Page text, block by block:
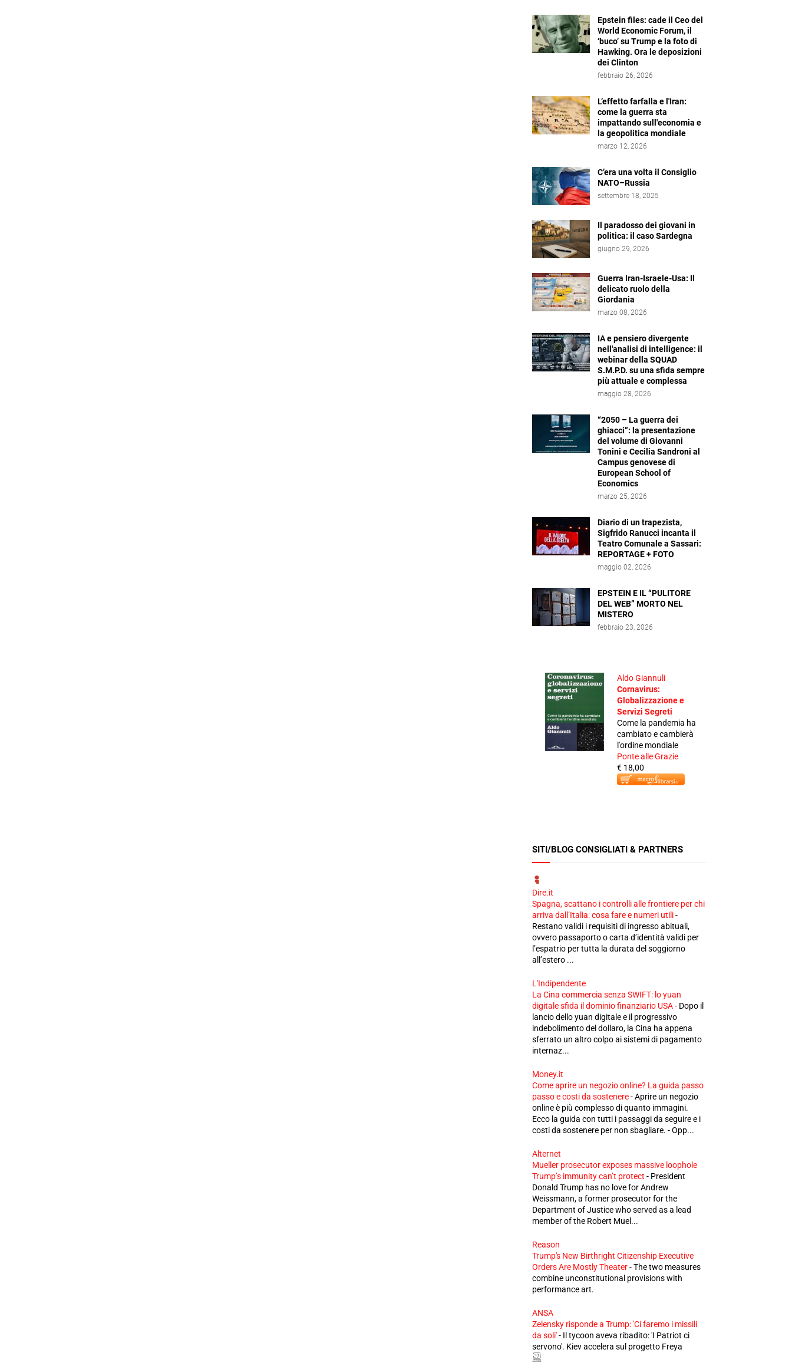
Epstein files: cade il Ceo del
World Economic Forum, il
‘buco’ su Trump e la foto di
Hawking. Ora le deposizioni
dei Clinton
febbraio 26, 2026
L’effetto farfalla e l'Iran:
come la guerra sta
impattando sull'economia e
la geopolitica mondiale
marzo 12, 2026
C’era una volta il Consiglio
NATO–Russia
settembre 18, 2025
Il paradosso dei giovani in
politica: il caso Sardegna
giugno 29, 2026
Guerra Iran-Israele-Usa: Il
delicato ruolo della
Giordania
marzo 08, 2026
IA e pensiero divergente
nell'analisi di intelligence: il
webinar della SQUAD
S.M.P.D. su una sfida sempre
più attuale e complessa
maggio 28, 2026
“2050 – La guerra dei
ghiacci”: la presentazione
del volume di Giovanni
Tonini e Cecilia Sandroni al
Campus genovese di
European School of
Economics
marzo 25, 2026
Diario di un trapezista,
Sigfrido Ranucci incanta il
Teatro Comunale a Sassari:
REPORTAGE + FOTO
maggio 02, 2026
EPSTEIN E IL “PULITORE
DEL WEB” MORTO NEL
MISTERO
febbraio 23, 2026
Aldo Giannuli
Cornavirus:
Globalizzazione e
Servizi Segreti
Come la pandemia ha
cambiato e cambierà
l'ordine mondiale
Ponte alle Grazie
€ 18,00
SITI/BLOG CONSIGLIATI & PARTNERS
Dire.it
Spagna, scattano i controlli alle frontiere per chi
arriva dall’Italia: cosa fare e numeri utili-
Restano validi i requisiti di ingresso abituali,
ovvero passaporto o carta d’identità validi per
l’espatrio per tutta la durata del soggiorno
all’estero ...
L'Indipendente
La Cina commercia senza SWIFT: lo yuan
digitale sfida il dominio finanziario USA- Dopo il
lancio dello yuan digitale e il progressivo
indebolimento del dollaro, la Cina ha appena
sferrato un altro colpo ai sistemi di pagamento
internaz...
Money.it
Come aprire un negozio online? La guida passo
passo e costi da sostenere-Aprire un negozio
online è più complesso di quanto immagini.
Ecco la guida con tutti i passaggi da seguire e i
costi da sostenere per non sbagliare. - Opp...
Alternet
Mueller prosecutor exposes massive loophole
Trump’s immunity can’t protect - President
Donald Trump has no love for Andrew
Weissmann, a former prosecutor for the
Department of Justice who served as a lead
member of the Robert Muel...
Reason
Trump's New Birthright Citizenship Executive
Orders Are Mostly Theater-The two measures
combine unconstitutional provisions with
performance art.
ANSA
Zelensky risponde a Trump: 'Ci faremo i missili
da soli'- Il tycoon aveva ribadito: 'I Patriot ci
servono'. Kiev accelera sul progetto Freya